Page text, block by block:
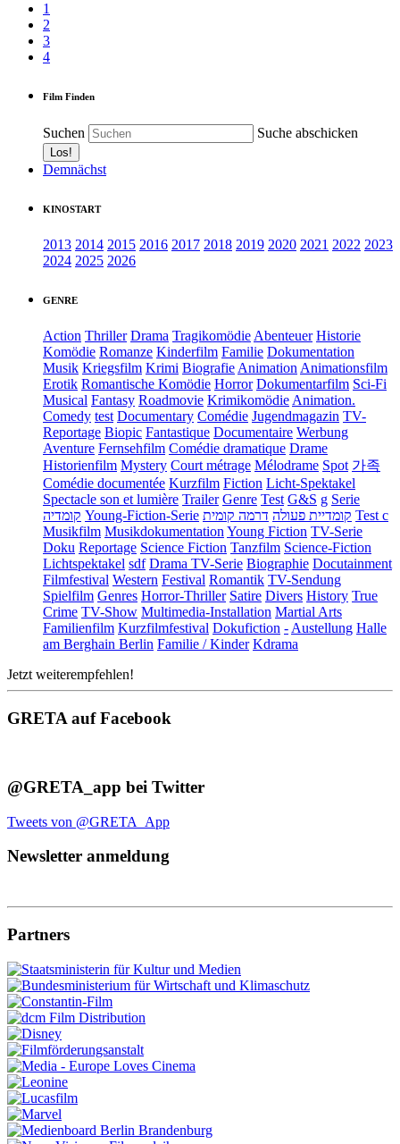
1
2
3
4
Film Finden
Suchen Suche abschicken
Demnächst
KINOSTART
2013 2014 2015 2016 2017 2018 2019 2020 2021 2022 2023
2024 2025 2026
GENRE
Action Thriller Drama Tragikomödie Abenteuer Historie
Komödie Romanze Kinderfilm Familie Dokumentation
Musik Kriegsfilm Krimi Biografie Animation Animationsfilm
Erotik Romantische Komödie Horror Dokumentarfilm Sci-Fi
Musical Fantasy Roadmovie Krimikomödie Animation.
Comedy test Documentary Comédie Jugendmagazin TV-
Reportage Biopic Fantastique Documentaire Werbung
Aventure Fernsehfilm Comédie dramatique Drame
Historienfilm Mystery Court métrage Mélodrame Spot 가족
Comédie documentée Kurzfilm Fiction Licht-Spektakel
Spectacle son et lumière Trailer Genre Test G&S g Serie
קומדיה Young-Fiction-Serie קומדיית פעולה דרמה קומית
Test c
Musikfilm Musikdokumentation Young Fiction TV-Serie
Doku Reportage Science Fiction Tanzfilm Science-Fiction
Lichtspektakel sdf Drama TV-Serie Biographie Docutainment
Filmfestival Western Festival Romantik TV-Sendung
Spielfilm Genres Horror-Thriller Satire Divers History True
Crime TV-Show Multimedia-Installation Martial Arts
Familienfilm Kurzfilmfestival Dokufiction - Austellung Halle
am Berghain Berlin Familie / Kinder Kdrama
Jetzt weiterempfehlen!
GRETA auf Facebook
@GRETA_app bei Twitter
Tweets von @GRETA_App
Newsletter anmeldung
Partners